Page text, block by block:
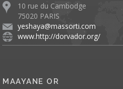
10 rue du Cambodge
75020 PARIS
yeshaya@massorti.com
www.http://dorvador.org/
MAAYANE OR